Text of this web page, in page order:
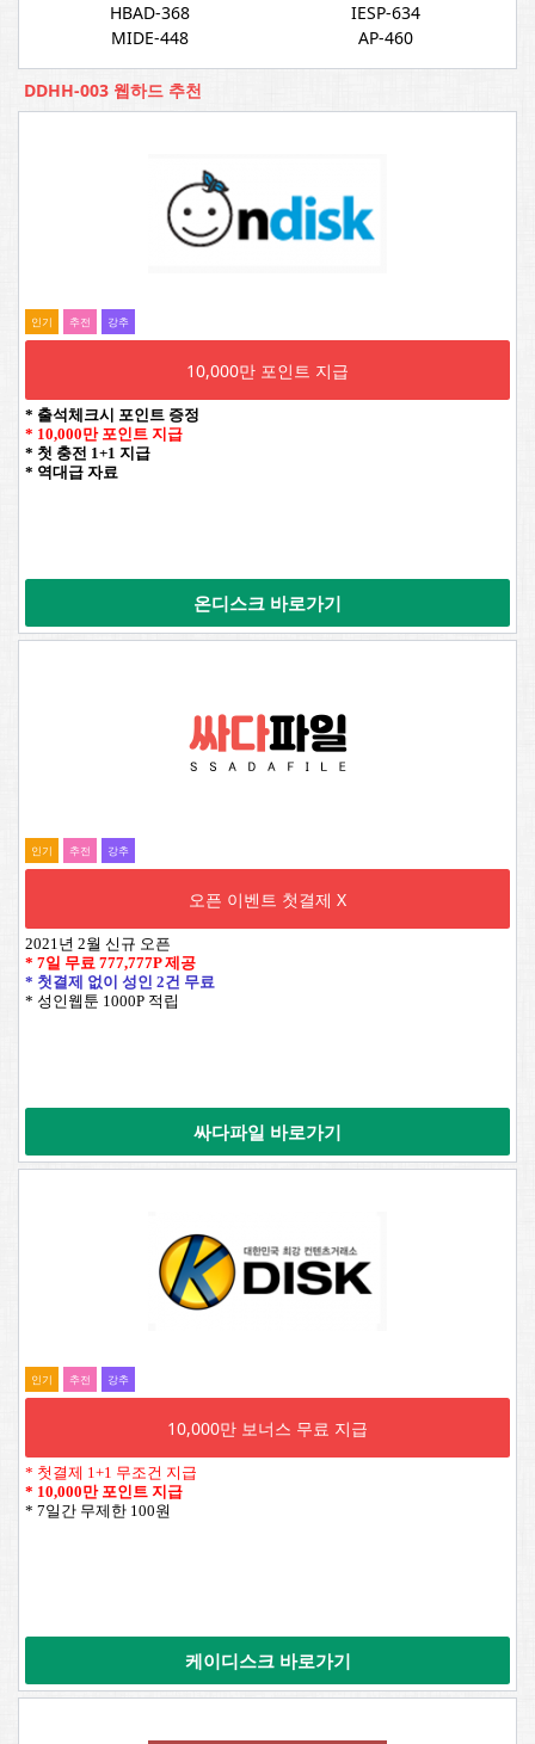
HBAD-368
IESP-634
MIDE-448
AP-460
DDHH-003 웹하드 추천
인기 추전 강추
10,000만 포인트 지급
* 출석체크시 포인트 증정
* 10,000만 포인트 지급
* 첫 충전 1+1 지급
* 역대급 자료
온디스크 바로가기
인기 추전 강추
오픈 이벤트 첫결제 X
2021년 2월 신규 오픈
* 7일 무료 777,777P제공
* 첫결제 없이 성인 2건 무료
* 성인웹툰 1000P 적립
싸다파일 바로가기
인기 추전 강추
10,000만 보너스 무료 지급
* 첫결제 1+1 무조건 지급
* 10,000만 포인트 지급
* 7일간 무제한 100원
케이디스크 바로가기